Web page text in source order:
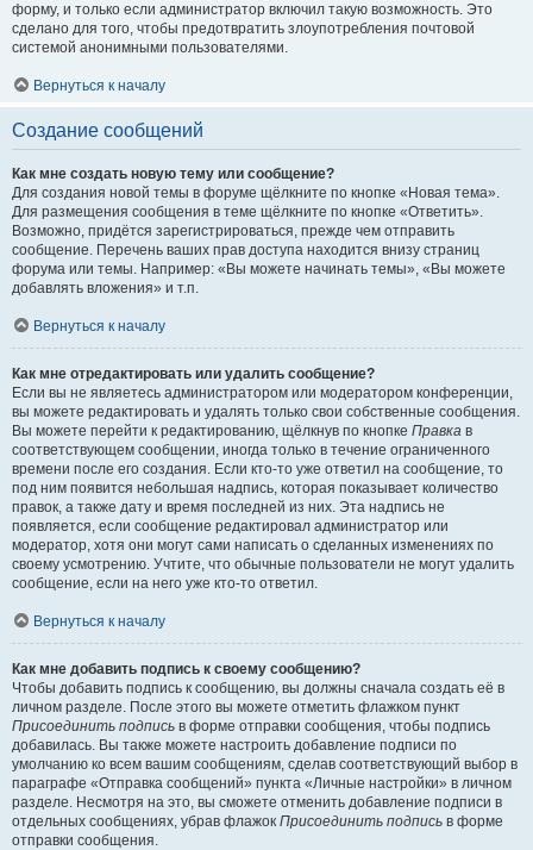
форму, и только если администратор включил такую возможность. Это
сделано для того, чтобы предотвратить злоупотребления почтовой
системой анонимными пользователями.
Вернуться к началу
Создание сообщений
Как мне создать новую тему или сообщение?
Для создания новой темы в форуме щёлкните по кнопке «Новая тема».
Для размещения сообщения в теме щёлкните по кнопке «Ответить».
Возможно, придётся зарегистрироваться, прежде чем отправить
сообщение. Перечень ваших прав доступа находится внизу страниц
форума или темы. Например: «Вы можете начинать темы», «Вы можете
добавлять вложения» и т.п.
Вернуться к началу
Как мне отредактировать или удалить сообщение?
Если вы не являетесь администратором или модератором конференции,
вы можете редактировать и удалять только свои собственные сообщения.
Вы можете перейти к редактированию, щёлкнув по кнопке Правка в
соответствующем сообщении, иногда только в течение ограниченного
времени после его создания. Если кто-то уже ответил на сообщение, то
под ним появится небольшая надпись, которая показывает количество
правок, а также дату и время последней из них. Эта надпись не
появляется, если сообщение редактировал администратор или
модератор, хотя они могут сами написать о сделанных изменениях по
своему усмотрению. Учтите, что обычные пользователи не могут удалить
сообщение, если на него уже кто-то ответил.
Вернуться к началу
Как мне добавить подпись к своему сообщению?
Чтобы добавить подпись к сообщению, вы должны сначала создать её в
личном разделе. После этого вы можете отметить флажком пункт
Присоединить подпись в форме отправки сообщения, чтобы подпись
добавилась. Вы также можете настроить добавление подписи по
умолчанию ко всем вашим сообщениям, сделав соответствующий выбор в
параграфе «Отправка сообщений» пункта «Личные настройки» в личном
разделе. Несмотря на это, вы сможете отменить добавление подписи в
отдельных сообщениях, убрав флажок Присоединить подпись в форме
отправки сообщения.